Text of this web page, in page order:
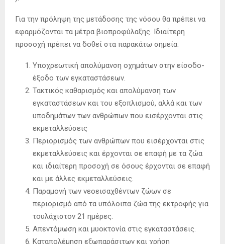
Για την πρόληψη της μετάδοσης της νόσου θα πρέπει να
εφαρμόζονται τα μέτρα βιοπροφύλαξης. Ιδιαίτερη
προσοχή πρέπει να δοθεί στα παρακάτω σημεία:
Υποχρεωτική απολύμανση οχημάτων στην είσοδο-
έξοδο των εγκαταστάσεων.
Τακτικός καθαρισμός και απολύμανση των
εγκαταστάσεων και του εξοπλισμού, αλλά και των
υποδημάτων των ανθρώπων που εισέρχονται στις
εκμεταλλεύσεις
Περιορισμός των ανθρώπων που εισέρχονται στις
εκμεταλλεύσεις και έρχονται σε επαφή με τα ζώα
και ιδιαίτερη προσοχή σε όσους έρχονται σε επαφή
και με άλλες εκμεταλλεύσεις.
Παραμονή των νεοεισαχθέντων ζώων σε
περιορισμό από τα υπόλοιπα ζώα της εκτροφής για
τουλάχιστον 21 ημέρες.
Απεντόμωση και μυοκτονία στις εγκαταστάσεις.
Καταπολέμηση εξωπαράσιτων και χρήση